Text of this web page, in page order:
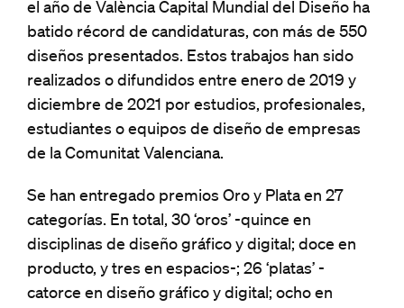
el año de València Capital Mundial del Diseño ha
batido récord de candidaturas, con más de 550
diseños presentados. Estos trabajos han sido
realizados o difundidos entre enero de 2019 y
diciembre de 2021 por estudios, profesionales,
estudiantes o equipos de diseño de empresas
de la Comunitat Valenciana.
Se han entregado premios Oro y Plata en 27
categorías. En total, 30 ‘oros’ -quince en
disciplinas de diseño gráfico y digital; doce en
producto, y tres en espacios-; 26 ‘platas’ -
catorce en diseño gráfico y digital; ocho en